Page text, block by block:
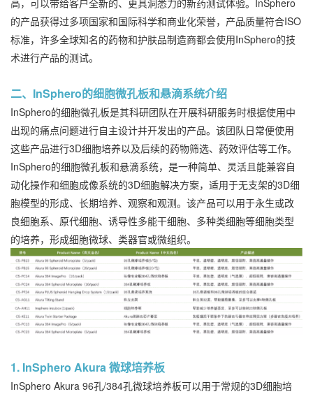
高，可以带给客户全新的、更具洞悉力的新药测试体验。InSphero
的产品获得过多项国家和国际科学和商业化荣誉，产品质量符合ISO
标准，许多全球知名的药物和护肤品制造商都会使用InSphero的技
术进行产品的测试。
二、InSphero的细胞微孔板和悬滴系统介绍
InSphero的细胞微孔板是其科研团队在开展科研服务时根据使用中
出现的痛点问题进行自主设计并开发出的产品。该团队日常便使用
这些产品进行3D细胞培养以及后续的药物筛选、药效评估等工作。
InSphero的细胞微孔板和悬滴系统，是一种简单、灵活且能兼容自
动化操作和细胞成像系统的3D细胞解决方案，适用于无支架的3D细
胞模型的形成、长期培养、观察和观测。该产品可以用于永生或改
良细胞系、原代细胞、诱导性多能干细胞、多种类细胞等细胞类型
的培养，形成细胞微球、类器官或微组织。
1. InSphero Akura 微球培养板
InSphero Akura 96孔/384孔微球培养板可以用于常规的3D细胞培